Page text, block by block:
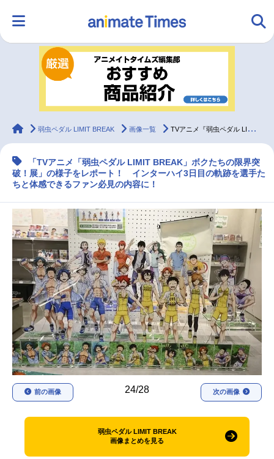
ランキング アニメ
ラジオ グッズ
マンガ・ラノベ ゲーム・アプリ 音楽 コスプレ
2.5次元 配信・Vtuber トレンド 無料マンガ
最新記事一覧
アニメ記事一覧 声優記事一覧
アニメ映画一覧 実写化映画一覧
今期アニメ曜日別一覧
春アニメ 夏アニメ
秋アニメ 冬アニメ
男性声優/女性声優一覧
FOLLOW US
animateTimes
弱虫ペダル LIMIT BREAK 画像一覧 TVアニメ『弱虫ペダル LIMIT BREAK』企画展「ボクたちの限界突破！展」をレポート
「TVアニメ「弱虫ペダル LIMIT BREAK」ボクたちの限界突
破！展」の様子をレポート！ インターハイ3日目の軌跡を選手た
ちと体感できるファン必見の内容に！
24/28
前の画像 次の画像
弱虫ペダル LIMIT BREAK
画像まとめを見る